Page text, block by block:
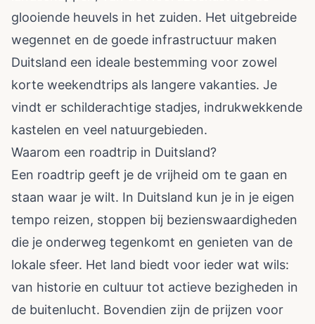
glooiende heuvels in het zuiden. Het uitgebreide
wegennet en de goede infrastructuur maken
Duitsland een ideale bestemming voor zowel
korte weekendtrips als langere vakanties. Je
vindt er schilderachtige stadjes, indrukwekkende
kastelen en veel natuurgebieden.
Waarom een roadtrip in Duitsland?
Een roadtrip geeft je de vrijheid om te gaan en
staan waar je wilt. In Duitsland kun je in je eigen
tempo reizen, stoppen bij bezienswaardigheden
die je onderweg tegenkomt en genieten van de
lokale sfeer. Het land biedt voor ieder wat wils:
van historie en cultuur tot actieve bezigheden in
de buitenlucht. Bovendien zijn de prijzen voor